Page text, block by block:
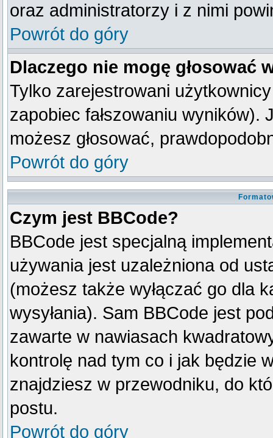
oraz administratorzy i z nimi
Powrót do góry
Dlaczego nie mogę głosować
Tylko zarejestrowani
zapobiec fałszowaniu wyników).
możesz głosować,
Powrót do góry
Czym jest BBCode?
BBCode jest specjalną
używania jest uzależniona od
(możesz także wyłączać go dla
wysyłania). Sam BBCode jest
zawarte w nawiasach
kontrolę nad tym co i jak będzie
znajdziesz w przewodniku, do
postu.
Powrót do góry